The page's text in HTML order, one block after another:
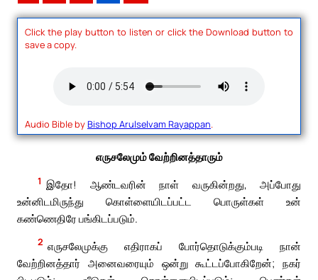
Click the play button to listen or click the Download button to
save a copy.
Audio Bible byBishop Arulselvam Rayappan.
எருசலேமும் வேற்றினத்தாரும்
1 இதோ! ஆண்டவரின் நாள் வருகின்றது, அப்போது
உன்னிடமிருந்து கொள்ளையிடப்பட்ட பொருள்கள் உன்
கண்ணெதிரே பங்கிடப்படும்.
2 எருசலேமுக்கு எதிராகப் போர்தொடுக்கும்படி நான்
வேற்றினத்தார் அனைவரையும் ஒன்று கூட்டப்போகிறேன்; நகர்